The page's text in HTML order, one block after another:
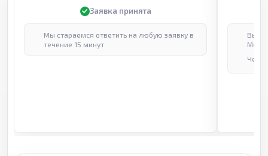
Заявка принята
Мы стараемся ответить на любую заявку в
течение 15 минут